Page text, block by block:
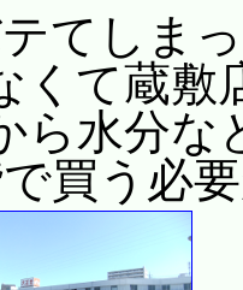
てしま
て蔵敷
ら水分な
買う必